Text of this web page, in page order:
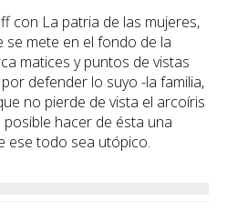
con La patria de las mujeres,
mete en el fondo de la
matices y puntos de vistas
defender lo suyo -la familia,
no pierde de vista el arcoíris
hacer de ésta una
ese todo sea utópico.